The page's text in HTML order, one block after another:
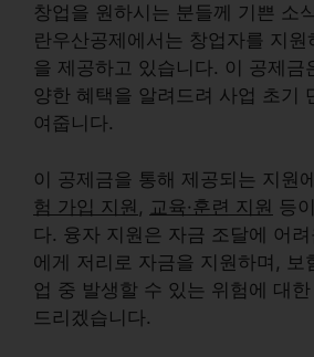
창업을 원하시는 분들께 기쁜 소
란우산공제 에서는 창업자를 지원
을 제공하고 있습니다. 이 공제금
양한 혜택을 알려드려 사업 초기
여줍니다.
이 공제금을 통해 제공되는 지원
험 가입 지원 , 교육·훈련 지원 등
다. 융자 지원 은 자금 조달에 어
에게 저리로 자금을 지원하며, 보
업 중 발생할 수 있는 위험에 대
드리겠습니다.